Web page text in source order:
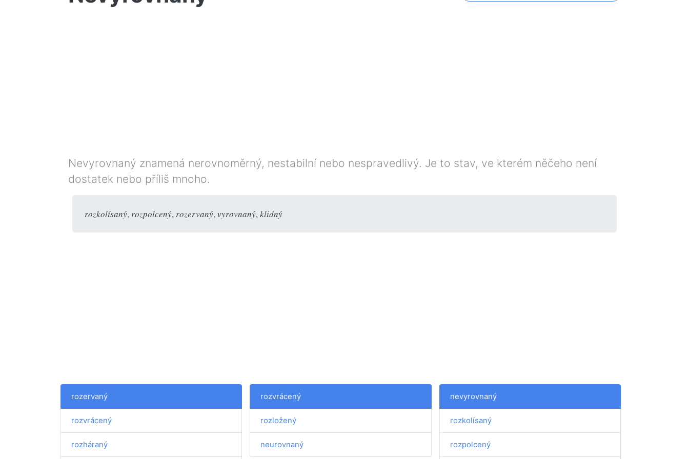
Nevyrovnaný znamená nerovnoměrný, nestabilní nebo nespravedlivý. Je to stav, ve kterém něčeho není
dostatek nebo příliš mnoho.
rozkolísaný, rozpolcený, rozervaný, vyrovnaný, klidný
rozervaný
rozvrácený
rozháraný
rozvrácený
rozložený
neurovnaný
nevyrovnaný
rozkolísaný
rozpolcený